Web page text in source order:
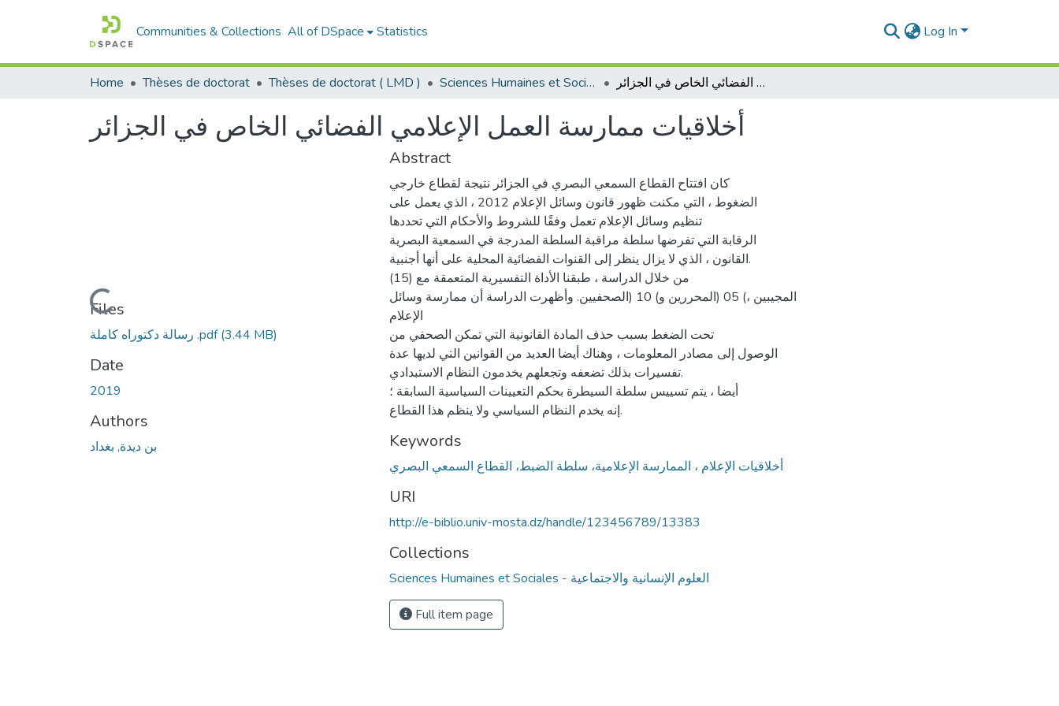
Communities & Collections All of DSpace Statistics Log In
Home Thèses de doctorat Thèses de doctorat ( LMD ) Sciences Humaines et Sociales - العلوم الإنسانية والاجتماعية أخلاقيات ممارسة العمل الإعلامي الفضائي الخاص في الجزائر
أخلاقيات ممارسة العمل الإعلامي الفضائي الخاص في الجزائر
Loading...
Files
رسالة دكتوراه كاملة .pdf(3.44 MB)
Date
2019
Authors
بن ديدة, بغداد
Abstract
كان افتتاح القطاع السمعي البصري في الجزائر نتيجة لقطاع خارجي
الضغوط ، التي مكنت ظهور قانون وسائل الإعلام 2012 ، الذي يعمل على
تنظيم وسائل الإعلام تعمل وفقًا للشروط والأحكام التي تحددها
الرقابة التي تفرضها سلطة مراقبة السلطة المدرجة في السمعية البصرية
القانون ، الذي لا يزال ينظر إلى القنوات الفضائية المحلية على أنها أجنبية.
من خلال الدراسة ، طبقنا الأداة التفسيرية المتعمقة مع (15)
المجيبين ،) 05 (المحررين و) 10 (الصحفيين. وأظهرت الدراسة أن ممارسة وسائل
الإعلام
تحت الضغط بسبب حذف المادة القانونية التي تمكن الصحفي من
الوصول إلى مصادر المعلومات ، وهناك أيضا العديد من القوانين التي لديها عدة
تفسيرات بذلك تضعفه وتجعلهم يخدمون النظام الاستبدادي.
أيضا ، يتم تسييس سلطة السيطرة بحكم التعيينات السياسية السابقة ؛
إنه يخدم النظام السياسي ولا ينظم هذا القطاع.
Keywords
أخلاقيات الإعلام ، الممارسة الإعلامية، سلطة الضبط، القطاع السمعي البصري
URI
http://e-biblio.univ-mosta.dz/handle/123456789/13383
Collections
Sciences Humaines et Sociales - العلوم الإنسانية والاجتماعية
Full item page